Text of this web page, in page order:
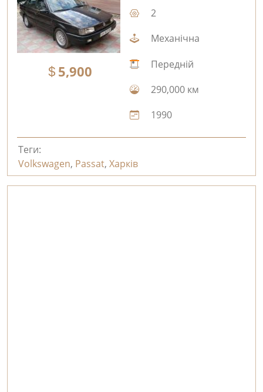
5,900
2
Механічна
Передній
290,000 км
1990
Теги:
Volkswagen, Passat, Харків